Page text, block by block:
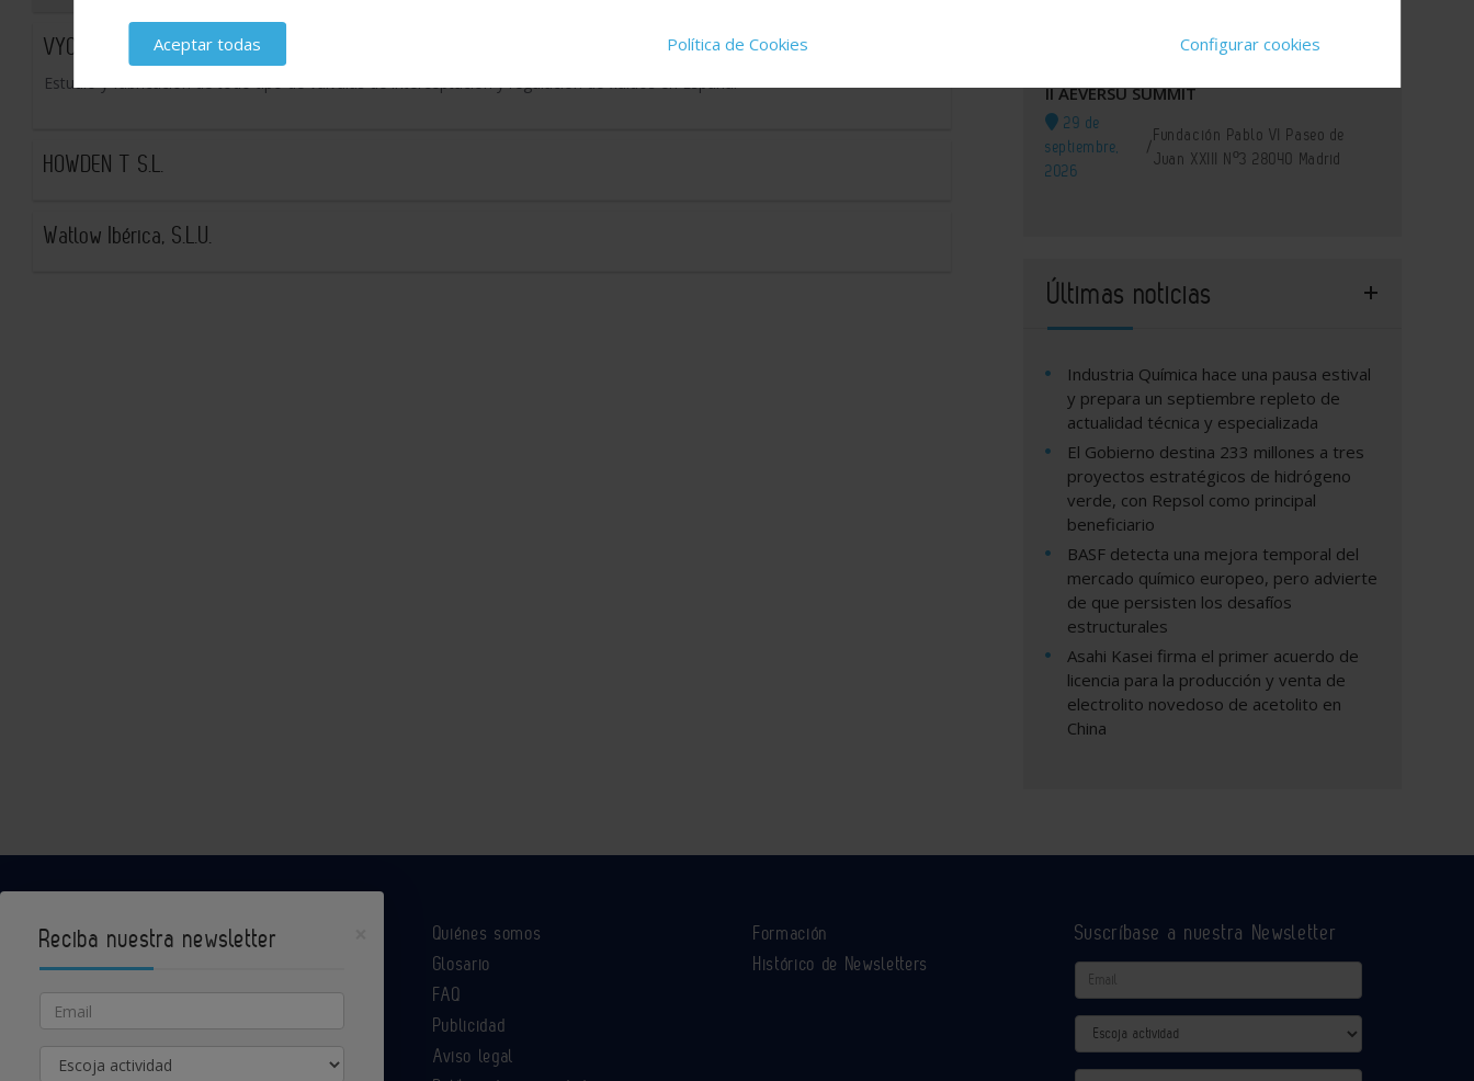
VYC industrial SA
Estudio y fabricación de todo tipo de válvulas de interceptación y regulación de fluidos en España.
HOWDEN T S.L.
Watlow Ibérica, S.L.U.
14 de septiembre, 2026/Online
II AEVERSU SUMMIT
29 de
septiembre,
2026
/
Fundación Pablo VI Paseo de
Juan XXIII Nº3 28040 Madrid
Últimas noticias
Industria Química hace una pausa estival
y prepara un septiembre repleto de
actualidad técnica y especializada
El Gobierno destina 233 millones a tres
proyectos estratégicos de hidrógeno
verde, con Repsol como principal
beneficiario
BASF detecta una mejora temporal del
mercado químico europeo, pero advierte
de que persisten los desafíos
estructurales
Asahi Kasei firma el primer acuerdo de
licencia para la producción y venta de
electrolito novedoso de acetolito en
China
Quiénes somos
Glosario
FAQ
Publicidad
Aviso legal
Formación
Histórico de Newsletters
Suscríbase a nuestra Newsletter
Email
Actividad
Aceptar todas Política de Cookies Configurar cookies
Reciba nuestra newsletter
Email
Actividad